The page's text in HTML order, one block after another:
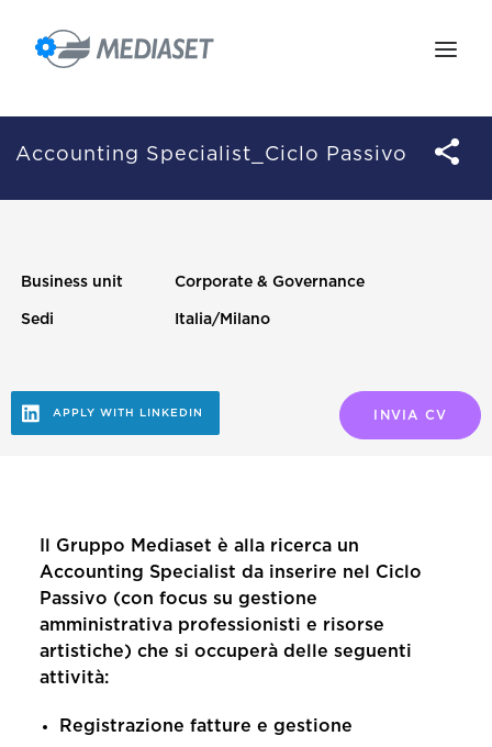
IL GRUPPO
LE PERSONE
Accounting Specialist_Ciclo Passivo
Business unit Corporate & Governance
Sedi Italia/Milano
Il Gruppo Mediaset è alla ricerca un
Accounting Specialist da inserire nel Ciclo
Passivo (con focus su gestione
amministrativa professionisti e risorse
artistiche) che si occuperà delle seguenti
attività:
Registrazione fatture e gestione